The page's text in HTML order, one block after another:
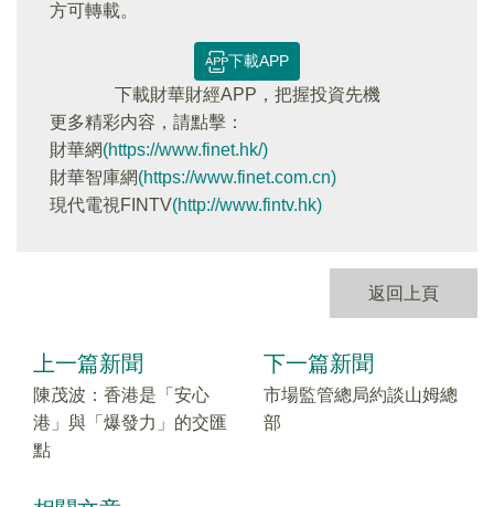
方可轉載。
下載APP
下載財華財經APP，把握投資先機
更多精彩内容，請點擊：
財華網(https://www.finet.hk/)
財華智庫網(https://www.finet.com.cn)
現代電視FINTV(http://www.fintv.hk)
返回上頁
上一篇新聞
陳茂波：香港是「安心
港」與「爆發力」的交匯
點
下一篇新聞
市場監管總局約談山姆總
部